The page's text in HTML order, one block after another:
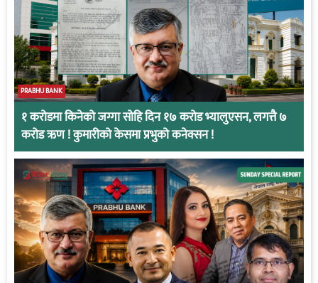
PRABHU BANK
१ करोडमा किनेको जग्गा सोहि दिन १७ करोड भ्यालुएसन, लगत्तै ७
करोड ऋण ! कुमारीको केसमा प्रभुको कनेक्सन !